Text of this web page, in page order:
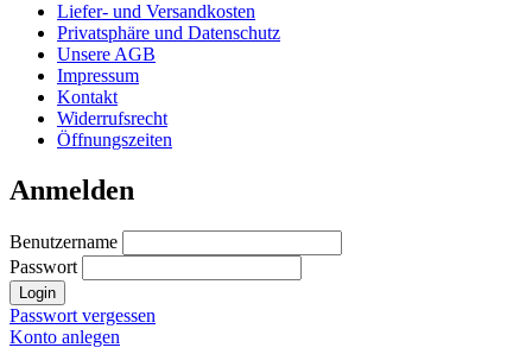
Liefer- und Versandkosten
Privatsphäre und Datenschutz
Unsere AGB
Impressum
Kontakt
Widerrufsrecht
Öffnungszeiten
Anmelden
Benutzername
Passwort
Login
Passwort vergessen
Konto anlegen